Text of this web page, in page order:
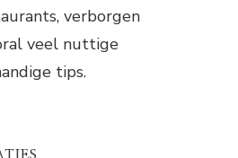
verborgen
veel nuttige
tips.